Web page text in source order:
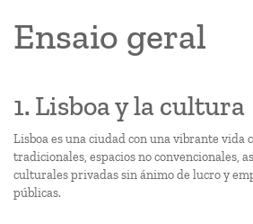
Ensaio geral
1. Lisboa y la cultura
Lisboa es una ciudad con una vibrante vida
tradicionales, espacios no convencionales,
culturales privadas sin ánimo de lucro y
públicas.